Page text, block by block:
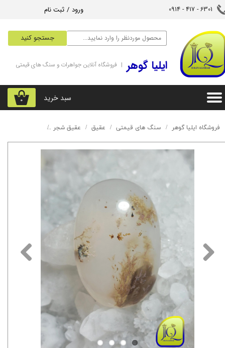
جستجو کنید
ورود / ثبت نام
تغییر گذر واژه
سفارشات
خروج از حساب کاربری
6301 - 417 - 0914​​​​​​​
۰ سبد خرید
‌ایلیا گوهر | فروشگاه آنلاین جواهرات و سنگ های قیمتی
فروشگاه ایلیا گوهر سنگ های قیمتی عقیق عقیق شجر